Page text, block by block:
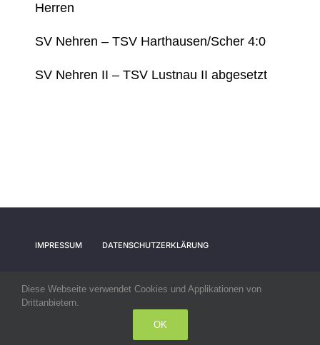
Herren
SV Nehren – TSV Harthausen/Scher 4:0
SV Nehren II – TSV Lustnau II abgesetzt
IMPRESSUM DATENSCHUTZERKLÄRUNG
© All rights reserved. • SV Nehren
Diese Webseite verwendet Cookies und Applikationen von
Drittanbietern.
OK